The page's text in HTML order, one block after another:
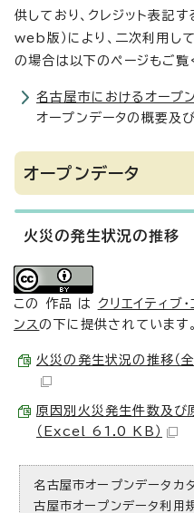
供しており、クレジット表記す
web版）により、二次利用し
の場合は以下のページもご覧
名古屋市におけるオープ
オープンデータの概要及
オープンデータ
火災の発生状況の推移
この 作品 は クリエイティ
ンスの下に提供されています。
火災の発生状況の推移（
原因別火災発生件数及び
（Excel 61.0 KB）
名古屋市オープンデータカ
古屋市オープンデータ利用